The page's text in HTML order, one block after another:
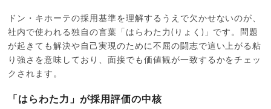
ドン・キホーテの採用基準を理解するうえで欠かせないのが、
社内で使われる独自の言葉「はらわた力(りょく)」です。問題
が起きても解決や自己実現のために不屈の闘志で這い上がる粘
り強さを意味しており、面接でも価値観が一致するかをチェッ
クされます。
「はらわた力」が採用評価の中核